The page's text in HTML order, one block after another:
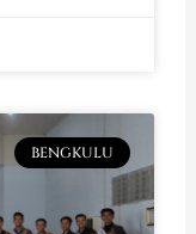
BENGKULU